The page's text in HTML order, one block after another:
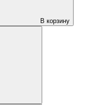
В корзину